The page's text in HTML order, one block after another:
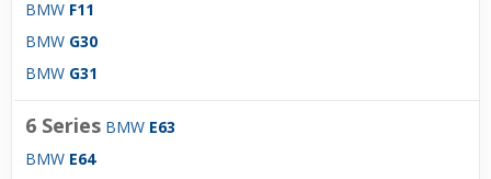
BMW F11
BMW G30
BMW G31
6 Series BMW E63
BMW E64